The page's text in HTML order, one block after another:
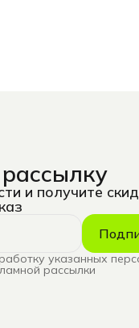
и получите
указанных
рассылки